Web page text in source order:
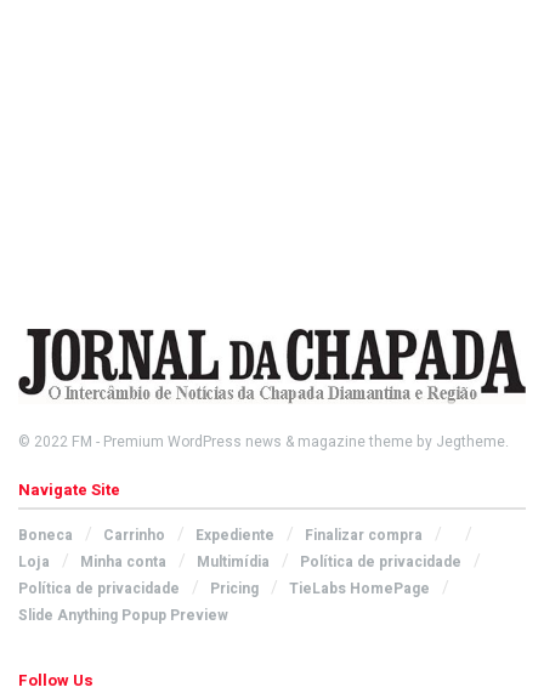
© 2022 FM - Premium WordPress news & magazine theme by Jegtheme.
Navigate Site
Boneca Carrinho Expediente
Finalizar compra
Loja
Minha conta Multimídia
Política de privacidade
Política de privacidade
Pricing
TieLabs HomePage
Slide Anything Popup Preview
Follow Us